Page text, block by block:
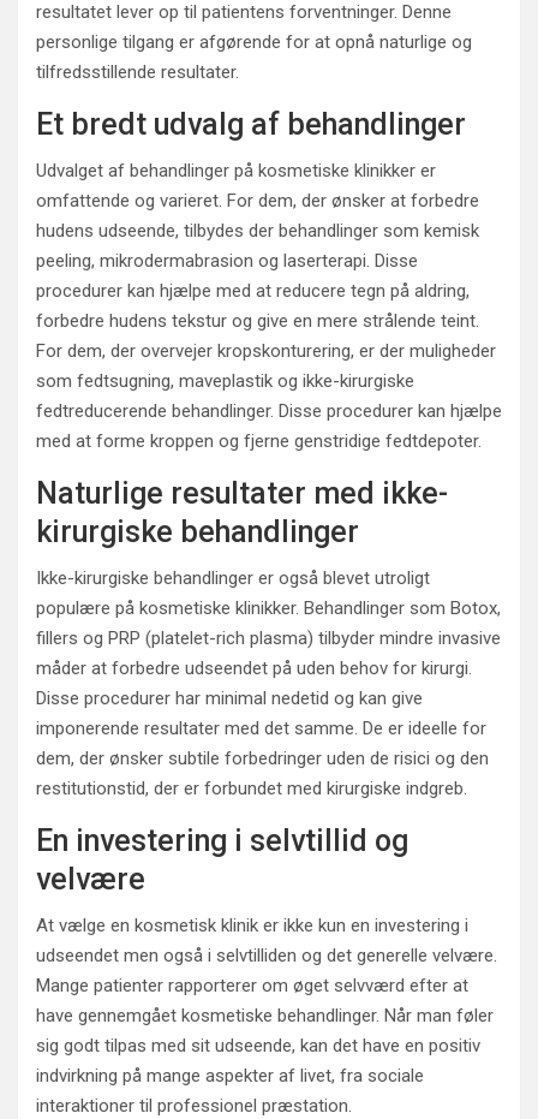
resultatet lever op til patientens forventninger. Denne
personlige tilgang er afgørende for at opnå naturlige og
tilfredsstillende resultater.
Et bredt udvalg af behandlinger
Udvalget af behandlinger på kosmetiske klinikker er
omfattende og varieret. For dem, der ønsker at forbedre
hudens udseende, tilbydes der behandlinger som kemisk
peeling, mikrodermabrasion og laserterapi. Disse
procedurer kan hjælpe med at reducere tegn på aldring,
forbedre hudens tekstur og give en mere strålende teint.
For dem, der overvejer kropskonturering, er der muligheder
som fedtsugning, maveplastik og ikke-kirurgiske
fedtreducerende behandlinger. Disse procedurer kan hjælpe
med at forme kroppen og fjerne genstridige fedtdepoter.
Naturlige resultater med ikke-
kirurgiske behandlinger
Ikke-kirurgiske behandlinger er også blevet utroligt
populære på kosmetiske klinikker. Behandlinger som Botox,
fillers og PRP (platelet-rich plasma) tilbyder mindre invasive
måder at forbedre udseendet på uden behov for kirurgi.
Disse procedurer har minimal nedetid og kan give
imponerende resultater med det samme. De er ideelle for
dem, der ønsker subtile forbedringer uden de risici og den
restitutionstid, der er forbundet med kirurgiske indgreb.
En investering i selvtillid og
velvære
At vælge en kosmetisk klinik er ikke kun en investering i
udseendet men også i selvtilliden og det generelle velvære.
Mange patienter rapporterer om øget selvværd efter at
have gennemgået kosmetiske behandlinger. Når man føler
sig godt tilpas med sit udseende, kan det have en positiv
indvirkning på mange aspekter af livet, fra sociale
interaktioner til professionel præstation.